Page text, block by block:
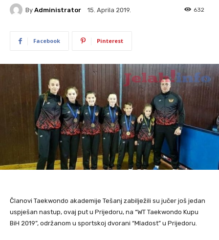
By Administrator 15. Aprila 2019. 632
Facebook Pinterest
Članovi Taekwondo akademije Tešanj zabilježili su jučer još jedan
uspješan nastup, ovaj put u Prijedoru, na “WT Taekwondo Kupu
BiH 2019”, održanom u sportskoj dvorani “Mladost” u Prijedoru.